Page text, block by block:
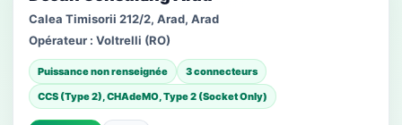
Calea Timisorii 212/2, Arad, Arad
Opérateur : Voltrelli (RO)
Puissance non renseignée
3 connecteurs
CCS (Type 2), CHAdeMO, Type 2 (Socket Only)